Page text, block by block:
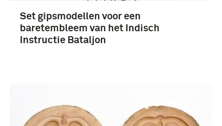
Set gipsmodellen voor een
baretembleem van het Indisch
Instructie Bataljon